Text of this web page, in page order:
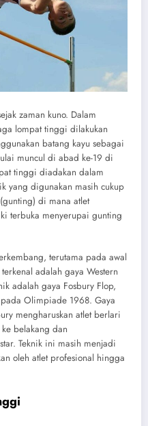
zaman kuno. Dalam
lompat tinggi dilakukan
batang kayu sebagai
muncul di abad ke-19 di
tinggi diadakan dalam
yang digunakan masih cukup
di mana atlet
terbuka menyerupai gunting
terutama pada awal
adalah gaya Western
adalah gaya Fosbury Flop,
Olimpiade 1968. Gaya
mengharuskan atlet berlari
belakang dan
Teknik ini masih menjadi
oleh atlet profesional hingga